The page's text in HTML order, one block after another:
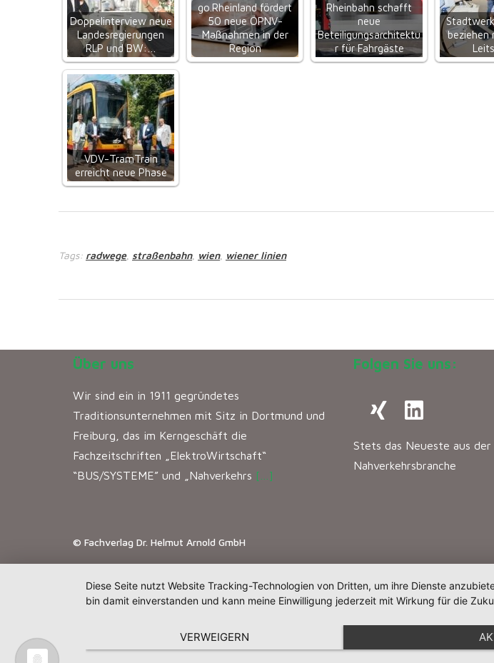
Doppelinterview neue
Landesregierungen
RLP und BW:…
go.Rheinland fördert
50 neue ÖPNV-
Maßnahmen in der
Region
Rheinbahn schafft
neue
Beteiligungsarchitektu
r für Fahrgäste
beziehen
VDV-TramTrain
erreicht neue Phase
Tags: radwege, straßenbahn, wien, wiener linien
Über uns
Wir sind ein in 1911 gegründetes
Traditionsunternehmen mit Sitz in Dortmund und
Freiburg, das im Kerngeschäft die
Fachzeitschriften „ElektroWirtschaft“
“BUS/SYSTEME” und „Nahverkehrs […]
Folgen Sie uns:
Stets das Neueste aus
Nahverkehrsbranche
© Fachverlag Dr. Helmut Arnold GmbH
Diese Seite nutzt Website Tracking-Technologien von Dritten, um ihre Dienste
bin damit einverstanden und kann meine Einwilligung jederzeit mit Wirkung für die
VERWEIGERN